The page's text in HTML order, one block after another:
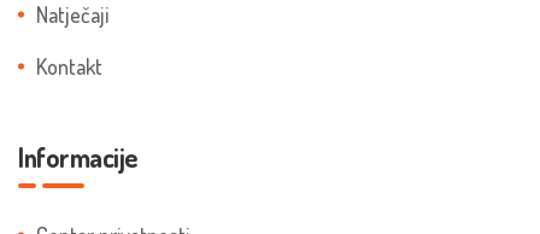
Natječaji
Kontakt
Informacije